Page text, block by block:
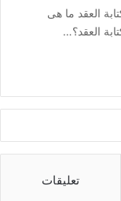
العقد ما هى
العقد؟…
تعليقات